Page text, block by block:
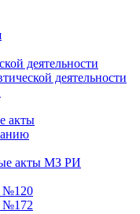
деятельности
деятельности
акты
акты МЗ РИ
№120
№172